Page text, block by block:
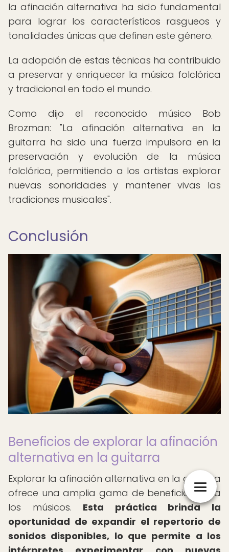
la afinación alternativa ha sido fundamental
para lograr los característicos rasgueos y
tonalidades únicas que definen este género.
La adopción de estas técnicas ha contribuido
a preservar y enriquecer la música folclórica
y tradicional en todo el mundo.
Como dijo el reconocido músico Bob
Brozman: "La afinación alternativa en la
guitarra ha sido una fuerza impulsora en la
preservación y evolución de la música
folclórica, permitiendo a los artistas explorar
nuevas sonoridades y mantener vivas las
tradiciones musicales".
Conclusión
Beneficios de explorar la afinación
alternativa en la guitarra
Explorar la afinación alternativa en la guitarra
ofrece una amplia gama de beneficios para
los músicos. Esta práctica brinda la
oportunidad de expandir el repertorio de
sonidos disponibles, lo que permite a los